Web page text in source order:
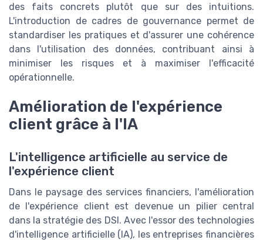
des faits concrets plutôt que sur des intuitions.
L'introduction de cadres de gouvernance permet de
standardiser les pratiques et d'assurer une cohérence
dans l'utilisation des données, contribuant ainsi à
minimiser les risques et à maximiser l'efficacité
opérationnelle.
Amélioration de l'expérience
client grâce à l'IA
L'intelligence artificielle au service de
l'expérience client
Dans le paysage des services financiers, l'amélioration
de l'expérience client est devenue un pilier central
dans la stratégie des DSI. Avec l'essor des technologies
d'intelligence artificielle (IA), les entreprises financières